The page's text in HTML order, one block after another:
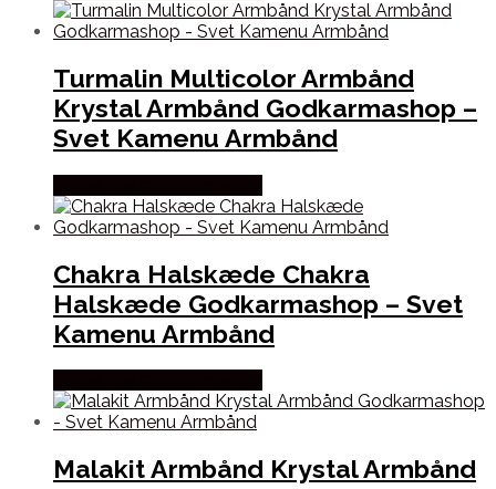
Turmalin Multicolor Armbånd
Krystal Armbånd Godkarmashop –
Svet Kamenu Armbånd
Chakra Halskæde Chakra
Halskæde Godkarmashop – Svet
Kamenu Armbånd
Malakit Armbånd Krystal Armbånd